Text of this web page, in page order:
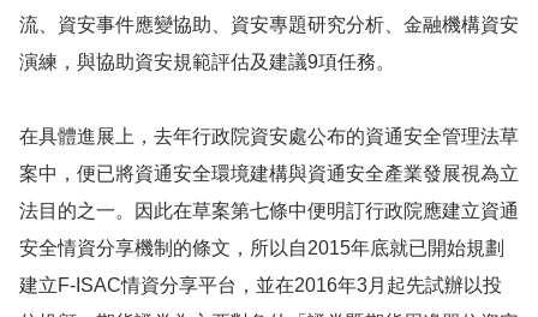
流、資安事件應變協助、資安專題研究分析、金融機構資安
演練，與協助資安規範評估及建議9項任務。
在具體進展上，去年行政院資安處公布的資通安全管理法草
案中，便已將資通安全環境建構與資通安全產業發展視為立
法目的之一。因此在草案第七條中便明訂行政院應建立資通
安全情資分享機制的條文，所以自2015年底就已開始規劃
建立F-ISAC情資分享平台，並在2016年3月起先試辦以投